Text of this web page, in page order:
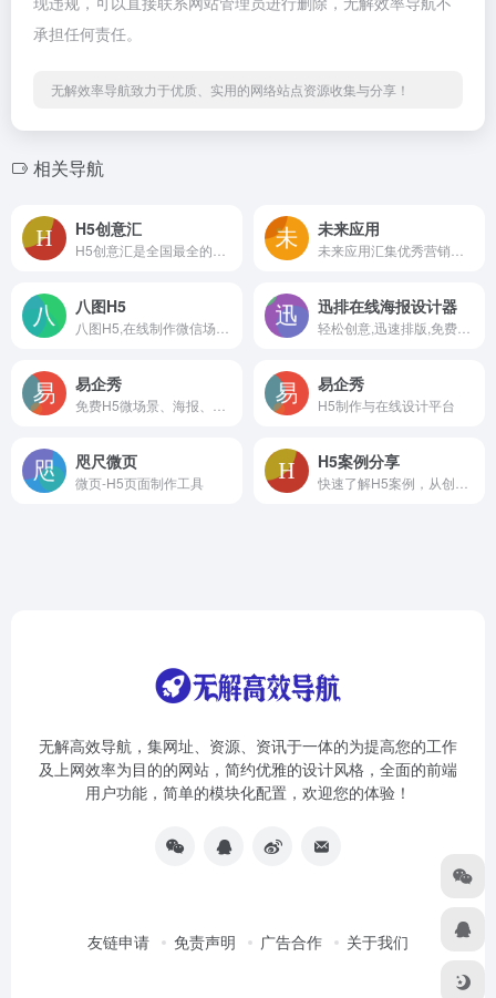
承担任何责任。
无解效率导航致力于优质、实用的网络站点资源收集与分享！
相关导航
H5创意汇 未来应用
八图H5 迅排在线海报设计器
易企秀 易企秀
H5制作与在线设计平台
咫尺微页
微页-H5页面制作工具
H5案例分享
无解高效导航，集网址、资源、资讯于一体的为提高您的工作
及上网效率为目的的网站，简约优雅的设计风格，全面的前端
用户功能，简单的模块化配置，欢迎您的体验！
友链申请 免责声明 广告合作 关于我们